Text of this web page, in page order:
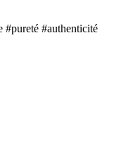
#pureté #authenticité